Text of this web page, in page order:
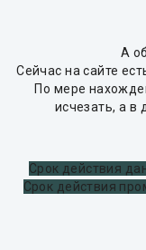
А
Сейчас на сайте
По мере
исчезать, а в
Срок действия
Срок действия